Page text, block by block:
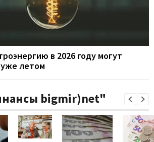
в 2026 году могут
уже летом
bigmir)net"